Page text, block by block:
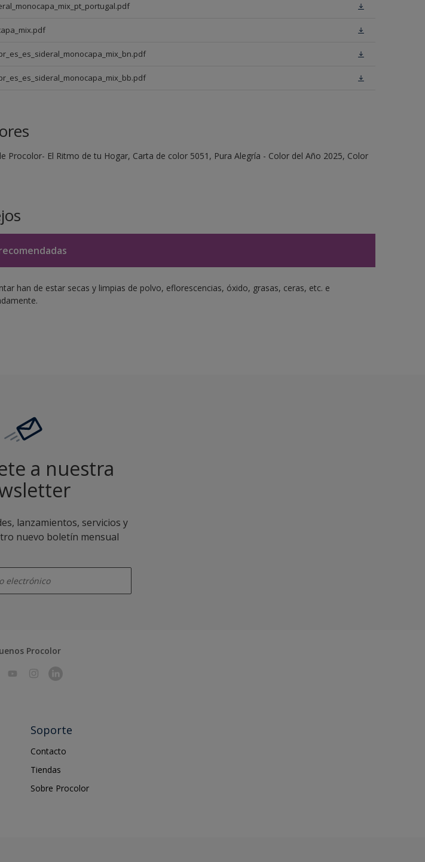
Procolor- El Ritmo de tu Hogar, Carta de color 5051, Pura Alegría - Color del Año 2025, Color
han de estar secas y limpias de polvo, eflorescencias, óxido, grasas, ceras, etc. e
a nuestra
lanzamientos, servicios y
nuevo boletín mensual
Procolor
Soporte
Contacto
Tiendas
Sobre Procolor